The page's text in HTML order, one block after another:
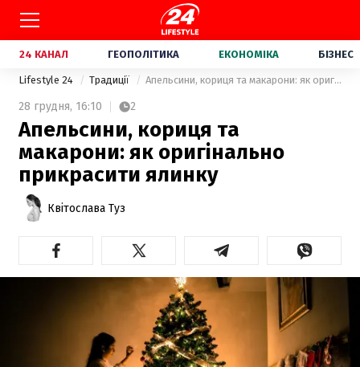
24 КАНАЛ ГЕОПОЛІТИКА ЕКОНОМІКА БІЗНЕС
Lifestyle 24 Традиції Апельсини, кориця та макарони: як оригінально прикрасити ялинку
28 грудня, 16:10 2
Апельсини, кориця та
макарони: як оригінально
прикрасити ялинку
Квітослава Туз